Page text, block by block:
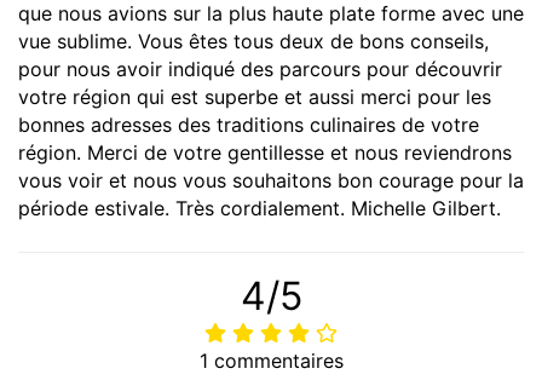
que nous avions sur la plus haute plate forme avec une
vue sublime. Vous êtes tous deux de bons conseils,
pour nous avoir indiqué des parcours pour découvrir
votre région qui est superbe et aussi merci pour les
bonnes adresses des traditions culinaires de votre
région. Merci de votre gentillesse et nous reviendrons
vous voir et nous vous souhaitons bon courage pour la
période estivale. Très cordialement. Michelle Gilbert.
4/5
1 commentaires